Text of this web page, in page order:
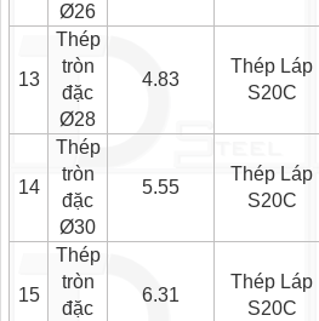
Ø26
13
Thép
tròn
đặc
Ø28
4.83
Thép Láp
S20C
14
Thép
tròn
đặc
Ø30
5.55
Thép Láp
S20C
15
Thép
tròn
đặc
6.31
Thép Láp
S20C